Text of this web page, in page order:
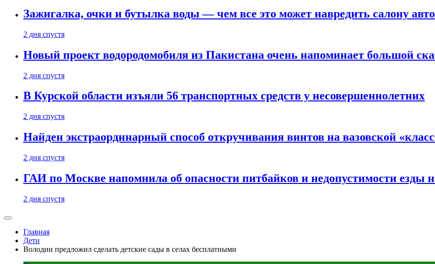
Зажигалка, очки и бутылка воды — чем все это может навредить салону
2 дня спустя
Новый проект водородомобиля из Пакистана очень напоминает большой
2 дня спустя
В Курской области изъяли 56 транспортных средств у несовершеннолетних
2 дня спустя
Найден экстраординарный способ откручивания винтов на вазовской
2 дня спустя
ГАИ по Москве напомнила об опасности питбайков и недопустимости езды
2 дня спустя
Главная
Дети
Володин предложил сделать детские сады в селах бесплатными